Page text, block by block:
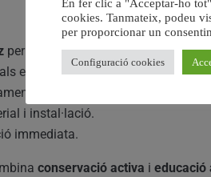
per 4.737,15 euros (IVA inclòs).
es determinarà:
del perímetre dunar.
i instal·lació.
immediata.
conservació activa i educació
En fer clic a "Acceptar-ho
cookies. Tanmateix, podeu
per proporcionar un
Configuració cookies